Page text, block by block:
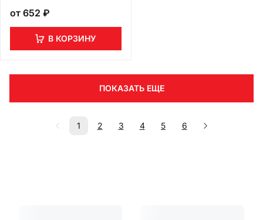
от 652 ₽
В КОРЗИНУ
ПОКАЗАТЬ ЕЩЕ
1 2 3 4 5 6